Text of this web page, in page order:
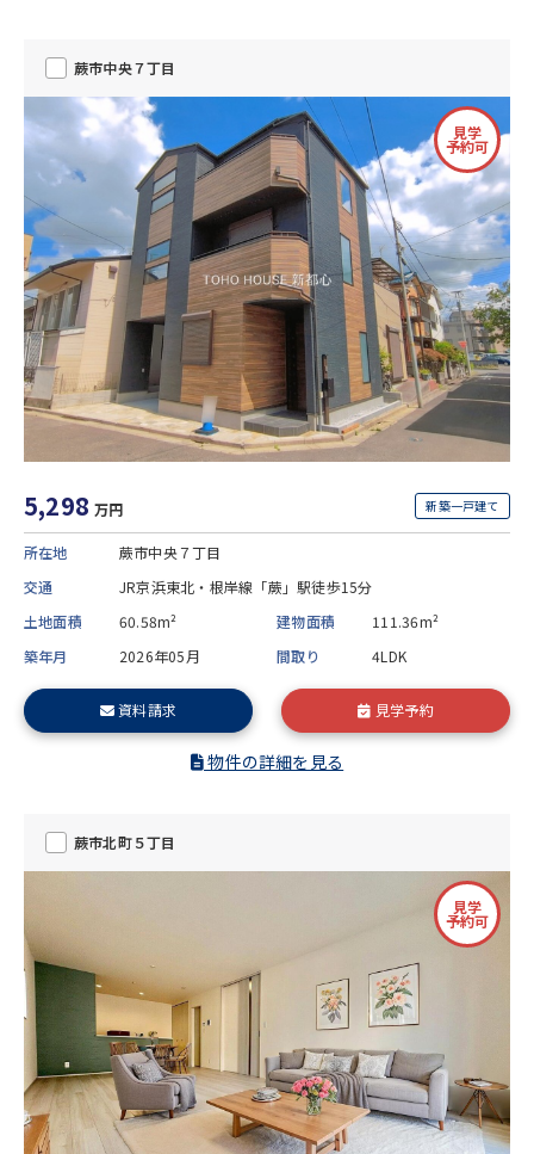
蕨市中央７丁目
見学
予約可
5,298 万円 新築一戸建て
所在地
蕨市中央７丁目
交通
JR京浜東北・根岸線「蕨」駅徒歩15分
土地面積
60.58m² 建物面積
111.36m²
築年月
2026年05月 間取り 4LDK
資料請求 見学予約
物件の詳細を見る
蕨市北町５丁目
見学
予約可